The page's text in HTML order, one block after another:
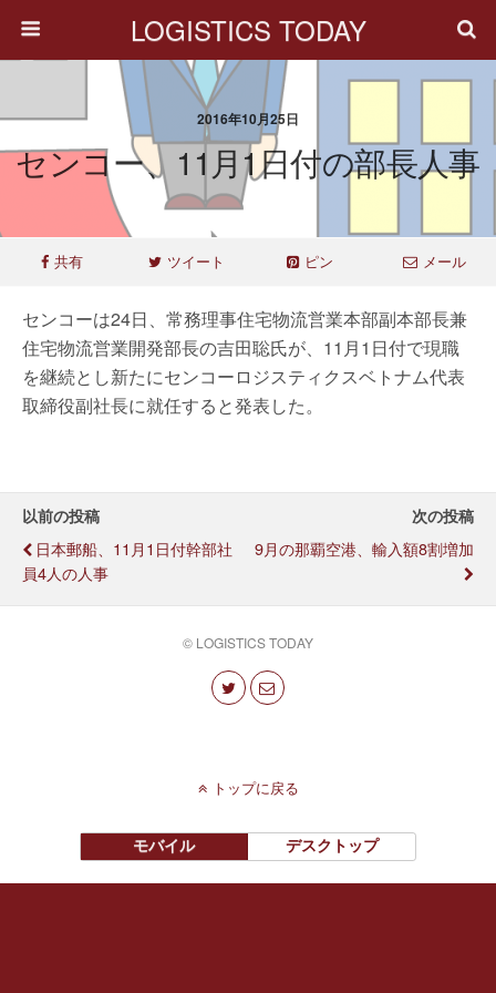
LOGISTICS TODAY
2016年10月25日
センコー、11月1日付の部長人事
共有 ツイート ピン メール
センコーは24日、常務理事住宅物流営業本部副本部長兼
住宅物流営業開発部長の吉田聡氏が、11月1日付で現職
を継続とし新たにセンコーロジスティクスベトナム代表
取締役副社長に就任すると発表した。
以前の投稿
日本郵船、11月1日付幹部社
員4人の人事
次の投稿
9月の那覇空港、輸入額8割増加
© LOGISTICS TODAY
トップに戻る
モバイル デスクトップ